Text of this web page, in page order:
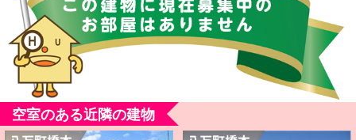
空室のある近隣の建物